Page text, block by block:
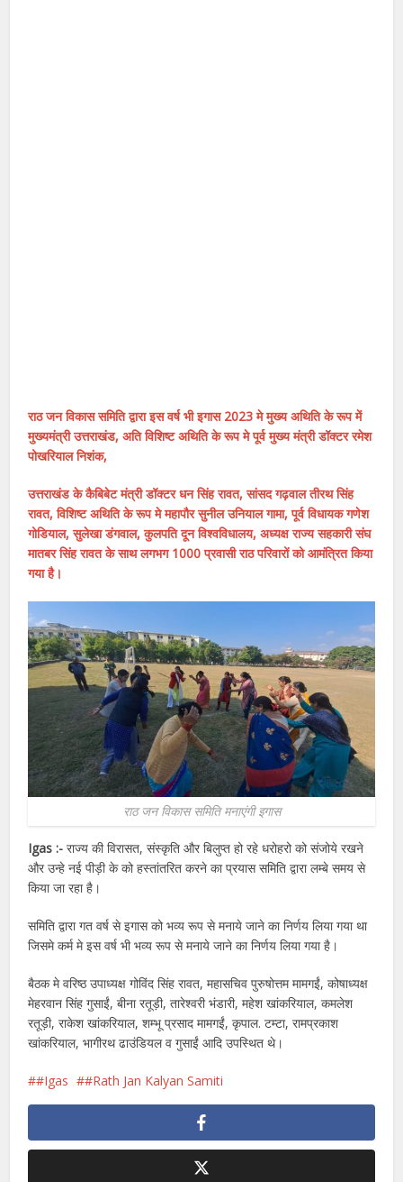
राठ जन विकास समिति द्वारा इस वर्ष भी इगास 2023 मे मुख्य अथिति के रूप में
मुख्यमंत्री उत्तराखंड, अति विशिष्ट अथिति के रूप मे पूर्व मुख्य मंत्री डॉक्टर रमेश
पोखरियाल निशंक,
उत्तराखंड के कैबिबेट मंत्री डॉक्टर धन सिंह रावत, सांसद गढ़वाल तीरथ सिंह
रावत, विशिष्ट अथिति के रूप मे महापौर सुनील उनियाल गामा, पूर्व विधायक गणेश
गोडियाल, सुलेखा डंगवाल, कुलपति दून विश्वविधालय, अध्यक्ष राज्य सहकारी संघ
मातबर सिंह रावत के साथ लगभग 1000 प्रवासी राठ परिवारों को आमंत्रित किया
गया है।
राठ जन विकास समिति मनाएंगी इगास
Igas :- राज्य की विरासत, संस्कृति और बिलुप्त हो रहे धरोहरो को संजोये रखने
और उन्हे नई पीड़ी के को हस्तांतरित करने का प्रयास समिति द्वारा लम्बे समय से
किया जा रहा है।
समिति द्वारा गत वर्ष से इगास को भव्य रूप से मनाये जाने का निर्णय लिया गया था
जिसमे कर्म मे इस वर्ष भी भव्य रूप से मनाये जाने का निर्णय लिया गया है।
बैठक मे वरिष्ठ उपाध्यक्ष गोविंद सिंह रावत, महासचिव पुरुषोत्तम मामगईं, कोषाध्यक्ष
मेहरवान सिंह गुसाईं, बीना रतूड़ी, तारेश्वरी भंडारी, महेश खांकरियाल, कमलेश
रतूड़ी, राकेश खांकरियाल, शम्भू प्रसाद मामगईं, कृपाल. टम्टा, रामप्रकाश
खांकरियाल, भागीरथ ढाउंडियल व गुसाईं आदि उपस्थित थे।
#Igas #Rath Jan Kalyan Samiti